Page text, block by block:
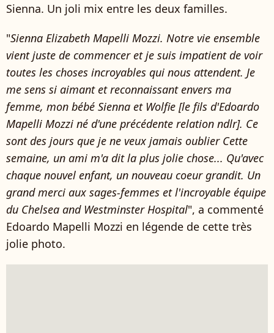
Sienna. Un joli mix entre les deux familles.
"Sienna Elizabeth Mapelli Mozzi. Notre vie ensemble
vient juste de commencer et je suis impatient de voir
toutes les choses incroyables qui nous attendent. Je
me sens si aimant et reconnaissant envers ma
femme, mon bébé Sienna et Wolfie [le fils d'Edoardo
Mapelli Mozzi né d'une précédente relation ndlr]. Ce
sont des jours que je ne veux jamais oublier Cette
semaine, un ami m'a dit la plus jolie chose... Qu'avec
chaque nouvel enfant, un nouveau coeur grandit. Un
grand merci aux sages-femmes et l'incroyable équipe
du Chelsea and Westminster Hospital", a commenté
Edoardo Mapelli Mozzi en légende de cette très
jolie photo.